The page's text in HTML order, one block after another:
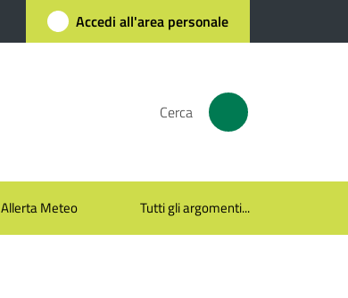
Accedi all'area personale
Cerca
Allerta Meteo Tutti gli argomenti...